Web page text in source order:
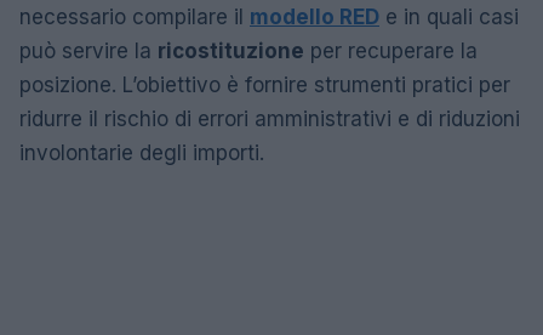
necessario compilare il modello RED e in quali casi
può servire la ricostituzione per recuperare la
posizione. L’obiettivo è fornire strumenti pratici per
ridurre il rischio di errori amministrativi e di riduzioni
involontarie degli importi.